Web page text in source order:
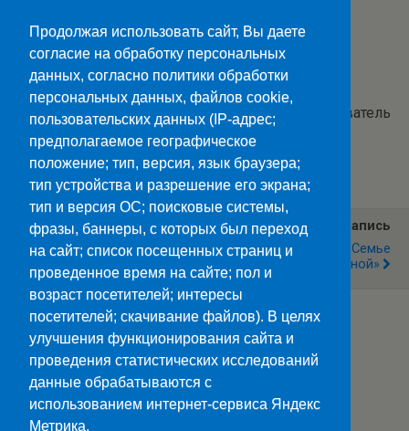
Текст и фото: Денисенко Д.Т., преподаватель
Категории:Новости
Предыдущая Запись
С Деньгами На «ТЫ»!
Следующая Запись
«Я Снова Здесь, В Семье
Родной»
Наверх
Мобильн.
Продолжая использовать сайт, Вы даете
согласие на обработку персональных
данных, согласно политики обработки
персональных данных, файлов cookie,
пользовательских данных (IP-адрес;
предполагаемое географическое
положение; тип, версия, язык браузера;
тип устройства и разрешение его экрана;
тип и версия ОС; поисковые системы,
фразы, баннеры, с которых был переход
на сайт; список посещенных страниц и
проведенное время на сайте; пол и
возраст посетителей; интересы
посетителей; скачивание файлов). В целях
улучшения функционирования сайта и
проведения статистических исследований
данные обрабатываются с
использованием интернет-сервиса Яндекс
Метрика.